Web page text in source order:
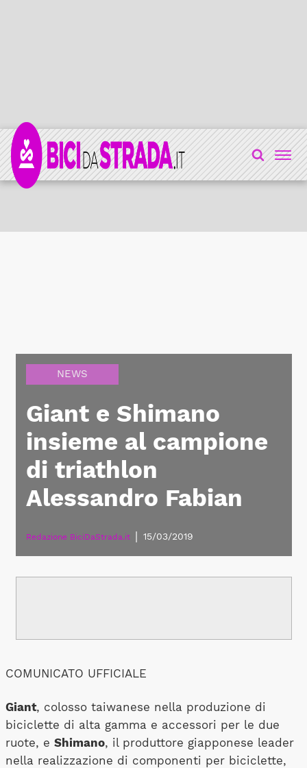
NEWS
Giant e Shimano
insieme al campione
di triathlon
Alessandro Fabian
Redazione BiciDaStrada.it 15/03/2019
COMUNICATO UFFICIALE
Giant, colosso taiwanese nella produzione di
biciclette di alta gamma e accessori per le due
ruote, e Shimano, il produttore giapponese leader
nella realizzazione di componenti per biciclette,